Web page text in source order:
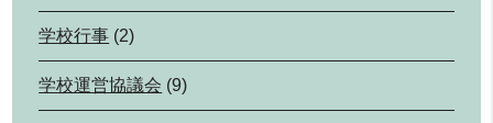
学校行事 (2)
学校運営協議会 (9)